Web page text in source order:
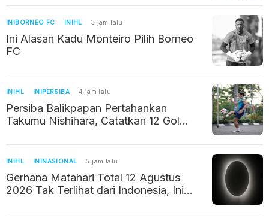
INIBORNEO FC INIHL 3 jam lalu
Ini Alasan Kadu Monteiro Pilih Borneo
FC
INIHL INIPERSIBA 4 jam lalu
Persiba Balikpapan Pertahankan
Takumu Nishihara, Catatkan 12 Gol
INIHL ININASIONAL 5 jam lalu
Gerhana Matahari Total 12 Agustus
2026 Tak Terlihat dari Indonesia, Ini